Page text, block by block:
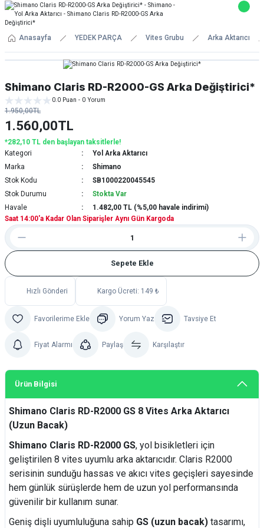
Anasayfa YEDEK PARÇA Vites Grubu Arka Aktarıcı
Shimano Claris RD-R2000-GS Arka Değiştirici*
0.0 Puan - 0 Yorum
1.950,00TL
1.560,00TL
*282,10 TL den başlayan taksitlerle!
Kategori
Yol Arka Aktarıcı
Marka
Shimano
Stok Kodu
SB1000220045545
Stok Durumu
Stokta Var
Havale
1.482,00 TL (%5,00 havale indirimi)
Saat 14:00'a Kadar Olan Siparişler Aynı Gün Kargoda
Sepete Ekle
Hızlı Gönderi Kargo Ücreti: 149 ₺
Yorum Yaz Tavsiye Et
Fiyat Alarmı Paylaş Karşılaştır
Ürün Bilgisi
Shimano Claris RD-R2000 GS 8 Vites Arka Aktarıcı
(Uzun Bacak)
Shimano Claris RD-R2000 GS, yol bisikletleri için
geliştirilen 8 vites uyumlu arka aktarıcıdır. Claris R2000
serisinin sunduğu hassas ve akıcı vites geçişleri sayesinde
hem günlük sürüşlerde hem de uzun yol performansında
güvenilir bir kullanım sunar.
Geniş dişli uyumluluğuna sahip GS (uzun bacak) tasarımı,